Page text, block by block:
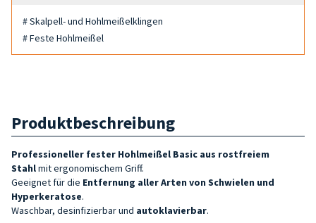
# Skalpell- und Hohlmeißelklingen
# Feste Hohlmeißel
Produktbeschreibung
Professioneller fester Hohlmeißel Basic aus rostfreiem
Stahlmit ergonomischem Griff.
Geeignet für die Entfernung aller Arten von Schwielen und
Hyperkeratose.
Waschbar, desinfizierbar und autoklavierbar.